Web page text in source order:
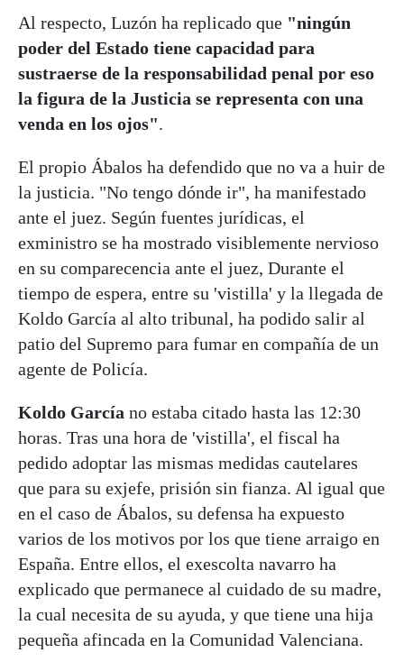
Al respecto, Luzón ha replicado que "ningún
poder del Estado tiene capacidad para
sustraerse de la responsabilidad penal por eso
la figura de la Justicia se representa con una
venda en los ojos".
El propio Ábalos ha defendido que no va a huir de
la justicia. "No tengo dónde ir", ha manifestado
ante el juez. Según fuentes jurídicas, el
exministro se ha mostrado visiblemente nervioso
en su comparecencia ante el juez, Durante el
tiempo de espera, entre su 'vistilla' y la llegada de
Koldo García al alto tribunal, ha podido salir al
patio del Supremo para fumar en compañía de un
agente de Policía.
Koldo García no estaba citado hasta las 12:30
horas. Tras una hora de 'vistilla', el fiscal ha
pedido adoptar las mismas medidas cautelares
que para su exjefe, prisión sin fianza. Al igual que
en el caso de Ábalos, su defensa ha expuesto
varios de los motivos por los que tiene arraigo en
España. Entre ellos, el exescolta navarro ha
explicado que permanece al cuidado de su madre,
la cual necesita de su ayuda, y que tiene una hija
pequeña afincada en la Comunidad Valenciana.